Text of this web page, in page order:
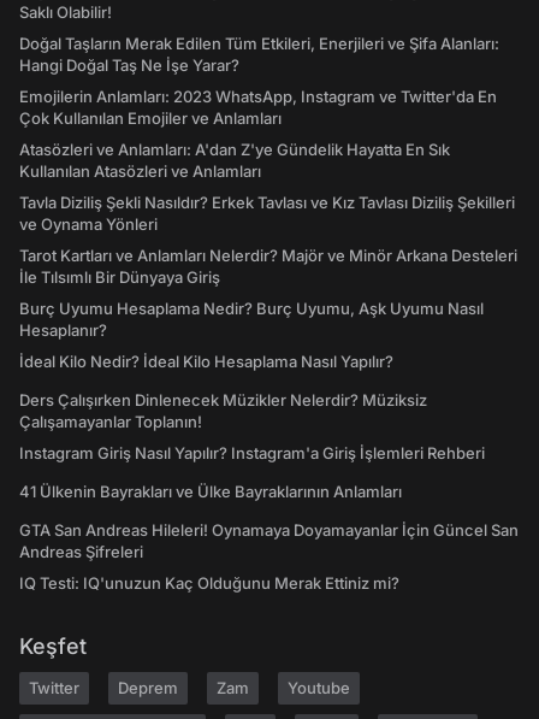
Saklı Olabilir!
Doğal Taşların Merak Edilen Tüm Etkileri, Enerjileri ve Şifa Alanları:
Hangi Doğal Taş Ne İşe Yarar?
Emojilerin Anlamları: 2023 WhatsApp, Instagram ve Twitter'da En
Çok Kullanılan Emojiler ve Anlamları
Atasözleri ve Anlamları: A'dan Z'ye Gündelik Hayatta En Sık
Kullanılan Atasözleri ve Anlamları
Tavla Diziliş Şekli Nasıldır? Erkek Tavlası ve Kız Tavlası Diziliş Şekilleri
ve Oynama Yönleri
Tarot Kartları ve Anlamları Nelerdir? Majör ve Minör Arkana Desteleri
İle Tılsımlı Bir Dünyaya Giriş
Burç Uyumu Hesaplama Nedir? Burç Uyumu, Aşk Uyumu Nasıl
Hesaplanır?
İdeal Kilo Nedir? İdeal Kilo Hesaplama Nasıl Yapılır?
Ders Çalışırken Dinlenecek Müzikler Nelerdir? Müziksiz
Çalışamayanlar Toplanın!
Instagram Giriş Nasıl Yapılır? Instagram'a Giriş İşlemleri Rehberi
41 Ülkenin Bayrakları ve Ülke Bayraklarının Anlamları
GTA San Andreas Hileleri! Oynamaya Doyamayanlar İçin Güncel San
Andreas Şifreleri
IQ Testi: IQ'unuzun Kaç Olduğunu Merak Ettiniz mi?
Keşfet
Twitter Deprem Zam Youtube